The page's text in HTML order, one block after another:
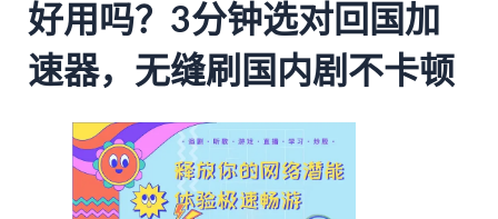
好用吗？3分钟选对回国加
速器，无缝刷国内剧不卡顿